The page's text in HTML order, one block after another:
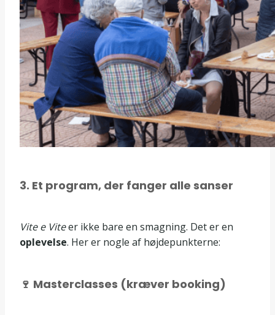
3. Et program, der fanger alle sanser
Vite e Viteer ikke bare en smagning. Det er en
oplevelse. Her er nogle af højdepunkterne:
🍷 Masterclasses (kræver booking)